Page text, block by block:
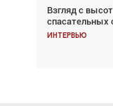
Взгляд с
спасательных
Интервью
Частный
покупке
Интервью